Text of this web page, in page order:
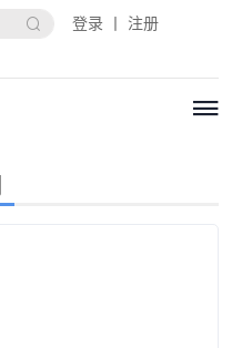
登录 丨 注册